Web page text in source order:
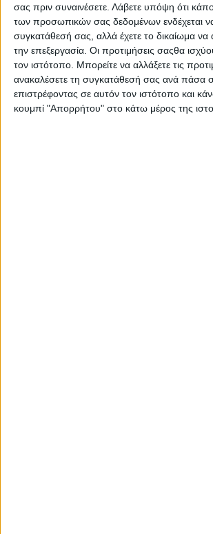
σας πριν συναινέσετε. Λάβετε υπόψη ότι
των προσωπικών σας δεδομένων ενδέχεται
συγκατάθεσή σας, αλλά έχετε το δικαίωμα να
την επεξεργασία. Οι προτιμήσεις σαςθα
τον ιστότοπο. Μπορείτε να αλλάξετε τις
ανακαλέσετε τη συγκατάθεσή σας ανά πάσα
επιστρέφοντας σε αυτόν τον ιστότοπο και
κουμπί "Απορρήτου" στο κάτω μέρος της